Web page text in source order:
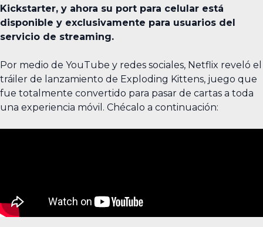
Kickstarter, y ahora su port para celular está
disponible y exclusivamente para usuarios del
servicio de streaming.
Por medio de YouTube y redes sociales, Netflix reveló el
tráiler de lanzamiento de Exploding Kittens, juego que
fue totalmente convertido para pasar de cartas a toda
una experiencia móvil. Chécalo a continuación: